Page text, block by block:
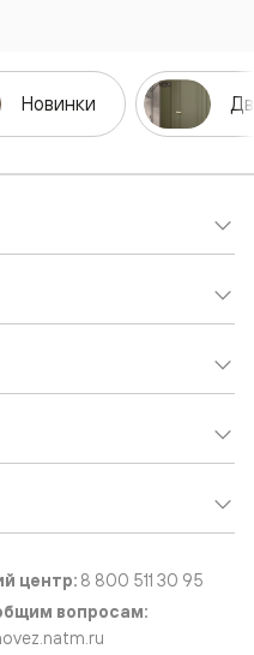
Новинки
центр: 8 800 511 30 95
вопросам: